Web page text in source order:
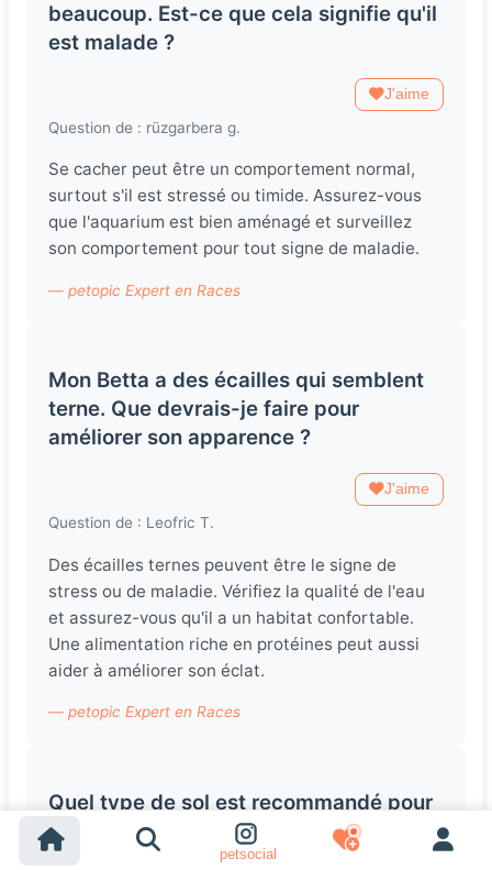
petsocial
beaucoup. Est-ce que cela signifie qu'il
est malade ?
J'aime
Question de : rüzgarbera g.
Se cacher peut être un comportement normal,
surtout s'il est stressé ou timide. Assurez-vous
que l'aquarium est bien aménagé et surveillez
son comportement pour tout signe de maladie.
— petopic Expert en Races
Mon Betta a des écailles qui semblent
terne. Que devrais-je faire pour
améliorer son apparence ?
J'aime
Question de : Leofric T.
Des écailles ternes peuvent être le signe de
stress ou de maladie. Vérifiez la qualité de l'eau
et assurez-vous qu'il a un habitat confortable.
Une alimentation riche en protéines peut aussi
aider à améliorer son éclat.
— petopic Expert en Races
Quel type de sol est recommandé pour
mon aquarium de Betta ?